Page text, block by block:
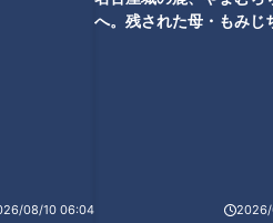
08/10 06:04
へ。残された母・もみじ
2026/
サパサする